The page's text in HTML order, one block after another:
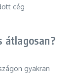
cég
átlagosan?
gyakran